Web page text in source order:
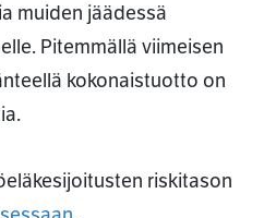
muiden jäädessä
Pitemmällä viimeisen
kokonaistuotto on
riskitason